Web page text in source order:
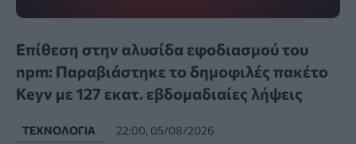
Επίθεση στην αλυσίδα εφοδιασμού του
npm: Παραβιάστηκε το δημοφιλές πακέτο
Keyv με 127 εκατ. εβδομαδιαίες λήψεις
ΤΕΧΝΟΛΟΓΊΑ 22:00, 05/08/2026